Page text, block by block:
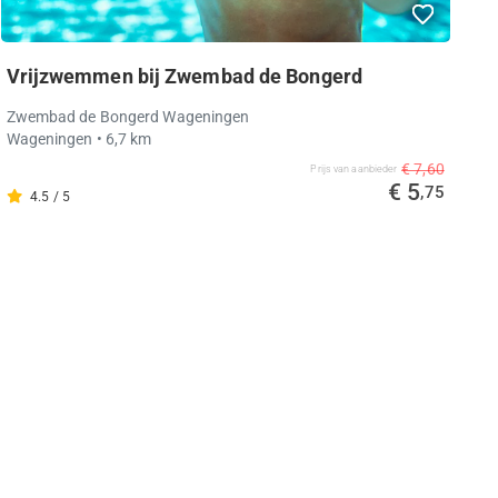
Vrijzwemmen bij Zwembad de Bongerd
Zwembad de Bongerd Wageningen
Wageningen • 6,7 km
4.5 / 5
Prijs van aanbieder € 7,60
€ 5,75